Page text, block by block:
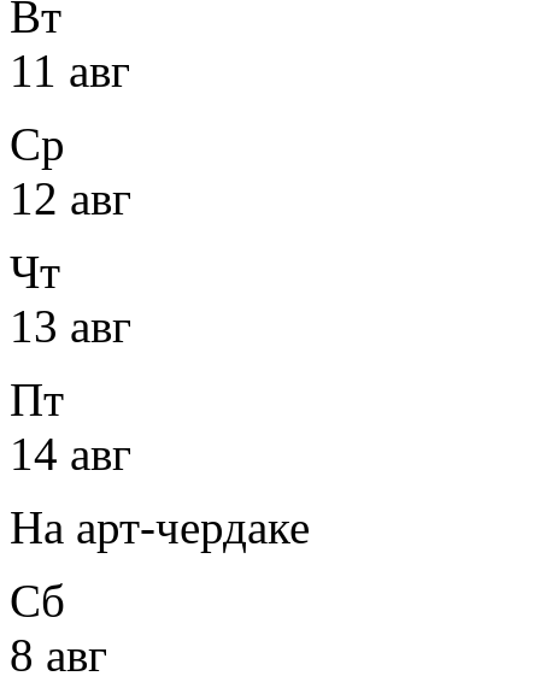
Вт
11 авг
Ср
12 авг
Чт
13 авг
Пт
14 авг
На арт-чердаке
Сб
8 авг